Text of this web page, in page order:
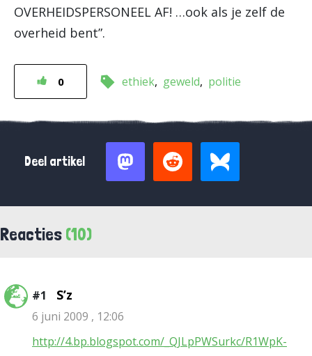
OVERHEIDSPERSONEEL AF! …ook als je zelf de
overheid bent”.
0 ethiek geweld politie
Deel artikel
Reacties (10)
#1 S’z
6 juni 2009 , 12:06
http://4.bp.blogspot.com/_QJLpPWSurkc/R1WpK-